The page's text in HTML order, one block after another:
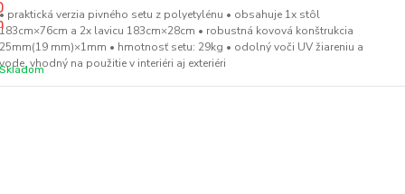
praktická verzia pivného setu z polyetylénu • obsahuje 1x stôl
a 2x lavicu 183cm×28cm • robustná kovová konštrukcia
mm)×1mm • hmotnosť setu: 29kg • odolný voči UV žiareniu a
vhodný na použitie v interiéri aj exteriéri